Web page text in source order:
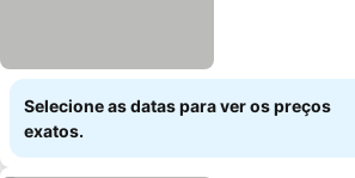
Selecione as datas para ver os preços
exatos.